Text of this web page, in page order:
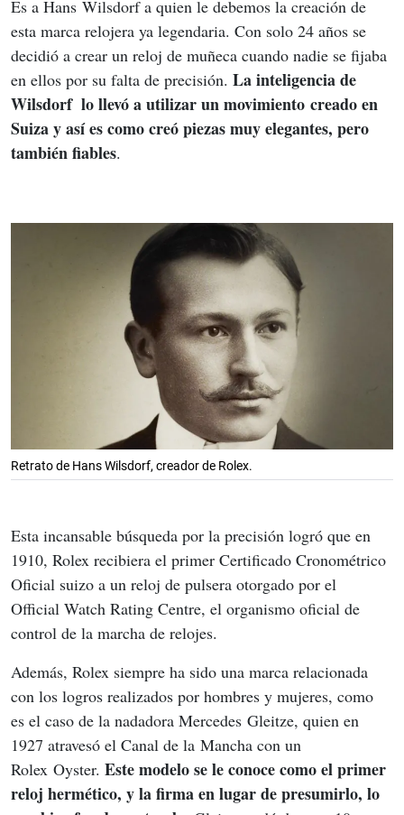
Es a Hans Wilsdorf a quien le debemos la creación de
esta marca relojera ya legendaria. Con solo 24 años se
decidió a crear un reloj de muñeca cuando nadie se fijaba
en ellos por su falta de precisión. La inteligencia de
Wilsdorf  lo llevó a utilizar un movimiento creado en
Suiza y así es como creó piezas muy elegantes, pero
también fiables.
Retrato de Hans Wilsdorf, creador de Rolex.
Esta incansable búsqueda por la precisión logró que en
1910, Rolex recibiera el primer Certificado Cronométrico
Oficial suizo a un reloj de pulsera otorgado por el
Official Watch Rating Centre, el organismo oficial de
control de la marcha de relojes.
Además, Rolex siempre ha sido una marca relacionada
con los logros realizados por hombres y mujeres, como
es el caso de la nadadora Mercedes Gleitze, quien en
1927 atravesó el Canal de la Mancha con un
Rolex Oyster. Este modelo se le conoce como el primer
reloj hermético, y la firma en lugar de presumirlo, lo